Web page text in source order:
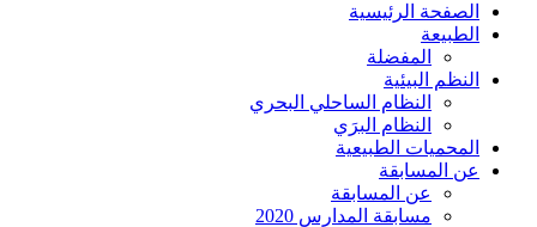
الصفحة الرئيسية
الطبيعة
المفضلة
النظم البيئية
النظام الساحلي البحري
النظام البرَي
المحميات الطبيعية
عن المسابقة
عن المسابقة
مسابقة المدارس 2020